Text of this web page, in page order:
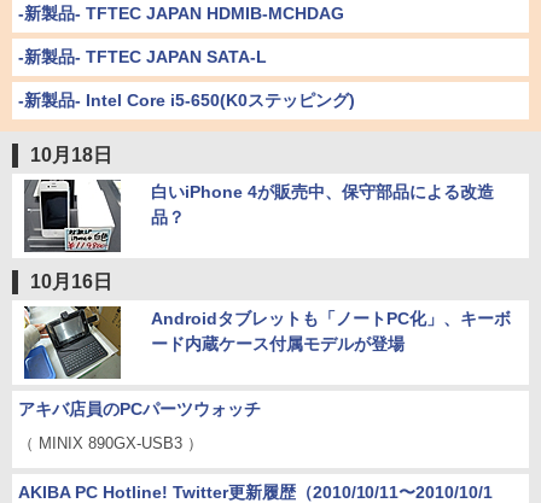
-新製品- TFTEC JAPAN HDMIB-MCHDAG
-新製品- TFTEC JAPAN SATA-L
-新製品- Intel Core i5-650(K0ステッピング)
10月18日
白いiPhone 4が販売中、保守部品による改造
品？
10月16日
Androidタブレットも「ノートPC化」、キーボ
ード内蔵ケース付属モデルが登場
アキバ店員のPCパーツウォッチ
（ MINIX 890GX-USB3 ）
AKIBA PC Hotline! Twitter更新履歴（2010/10/11〜2010/10/1